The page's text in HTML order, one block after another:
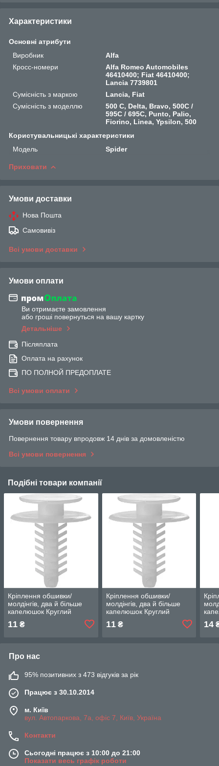
Характеристики
Основні атрибути
Виробник
Alfa
Кросс-номери
Alfa Romeo Automobiles
46410400; Fiat 46410400;
Lancia 7739801
Сумісність з маркою
Lancia, Fiat
Сумісність з моделлю
500 C, Delta, Bravo, 500C /
595C / 695C, Punto, Palio,
Fiorino, Linea, Ypsilon, 500
Користувальницькі характеристики
Мoдель
Spider
Приховати
Умови доставки
Нова Пошта
Самовивіз
Всі умови доставки
Умови оплати
Ви отримаєте замовлення
або гроші повернуться на вашу картку
Детальніше
Післяплата
Оплата на рахунок
ПО ПОЛНОЙ ПРЕДОПЛАТЕ
Всі умови оплати
Умови повернення
Повернення товару впродовж 14 днів за домовленістю
Всі умови повернення
Подібні товари компанії
Кріплення обшивки/
молдінгів, два й більше
капелюшок Круглий
Spider
11 ₴
Кріплення обшивки/
молдінгів, два й більше
капелюшок Круглий
Spider
11₴ 14
Про нас
95% позитивних з 473 відгуків за рік
Працює з 30.10.2014
м. Київ
вул. Автопаркова, 7а, офіс 7, Київ, Україна
Контакти
Сьогодні працює з 10:00 до 21:00
Показати весь графік роботи